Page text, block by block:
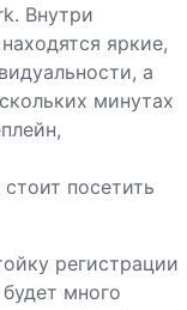
Внутри
яркие,
а
минутах
посетить
регистрации
много